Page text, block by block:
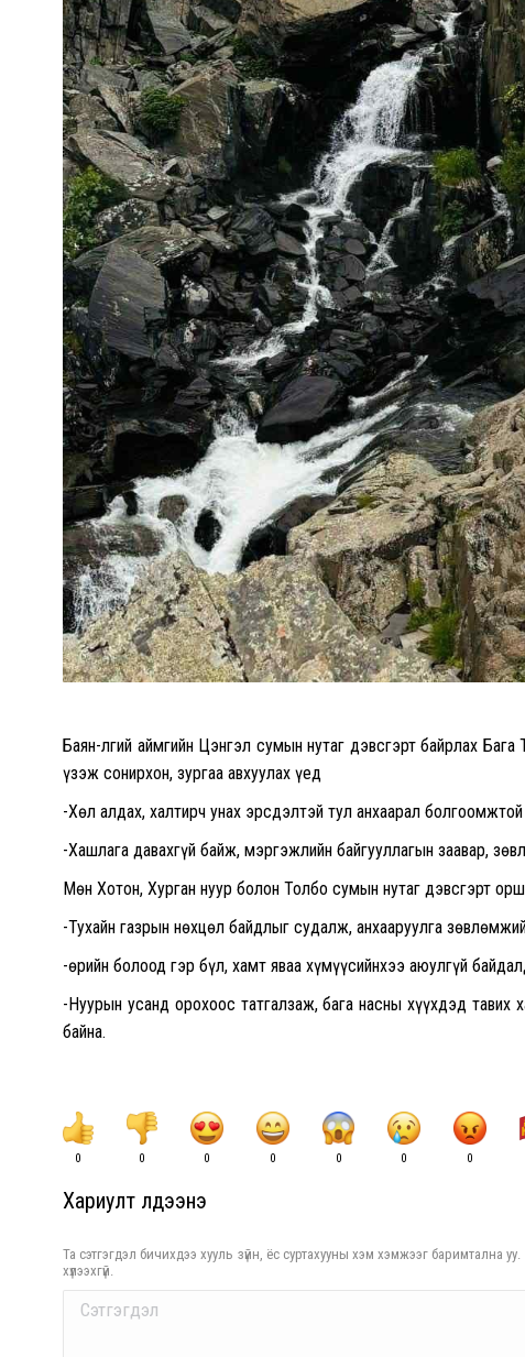
Баян-Өлгий аймгийн Цэнгэл сумын нутаг дэвсгэрт байрлах
үзэж сонирхон, зургаа авхуулах үед
-Хөл алдах, халтирч унах эрсдэлтэй тул анхаарал болгоомжтой
-Хашлага давахгүй байж, мэргэжлийн байгууллагын заавар,
Мөн Хотон, Хурган нуур болон Толбо сумын нутаг дэвсгэрт
-Тухайн газрын нөхцөл байдлыг судалж, анхааруулга
-Өөрийн болоод гэр бүл, хамт яваа хүмүүсийнхээ аюулгүй
-Нуурын усанд орохоос татгалзаж, бага насны хүүхдэд
байна.
0 0 0 0 0 0 0
Хариулт үлдээнэ үү
Та сэтгэгдэл бичихдээ хууль зүйн, ёс суртахууны хэм хэмжээг баримтална
хүлээхгүй.
Comment